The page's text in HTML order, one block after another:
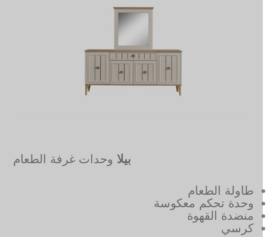
بيلاوحدات غرفة الطعام
طاولة الطعام
وحدة تحكم معكوسة
منضدة القهوة
كرسي